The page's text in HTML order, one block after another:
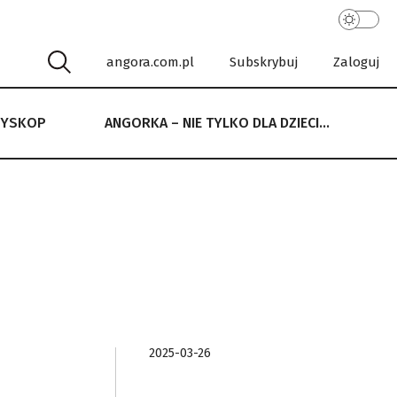
angora.com.pl Subskrybuj Zaloguj
ANGORKA – NIE TYLKO DLA DZIECI…
NIE TYLKO DLA DZIECI…
2025-03-26